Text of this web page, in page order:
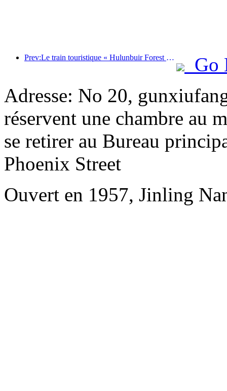
Prev:Le train touristique « Hulunbuir Forest Rendezvous - Daxinganling Express - Starlight Train - Tianyi Journey » effectue son voyage inaugural.
Go
Adresse: No 20,
réservent une chambre au
se retirer au Bureau
Phoenix Street
Ouvert en 1957, Jinling